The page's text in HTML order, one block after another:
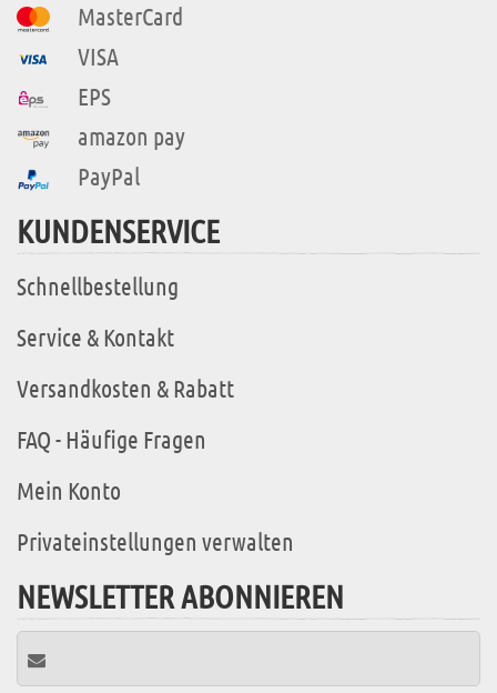
MasterCard
VISA
EPS
amazon pay
PayPal
KUNDENSERVICE
Schnellbestellung
Service & Kontakt
Versandkosten & Rabatt
FAQ - Häufige Fragen
Mein Konto
Privateinstellungen verwalten
NEWSLETTER ABONNIEREN